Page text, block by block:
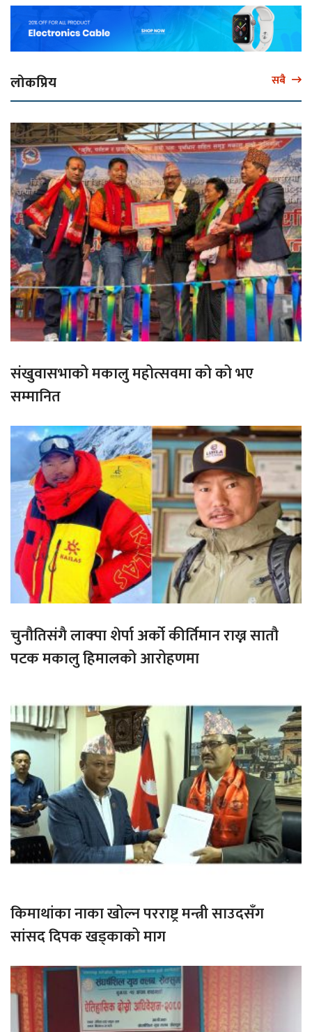
लोकप्रिय सबै
संखुवासभाको मकालु महोत्सवमा को को भए
सम्मानित
चुनौतिसंगै लाक्पा शेर्पा अर्को कीर्तिमान राख्न सातौ
पटक मकालु हिमालको आरोहणमा
किमाथांका नाका खोल्न परराष्ट्र मन्त्री साउदसँग
सांसद दिपक खड्काको माग